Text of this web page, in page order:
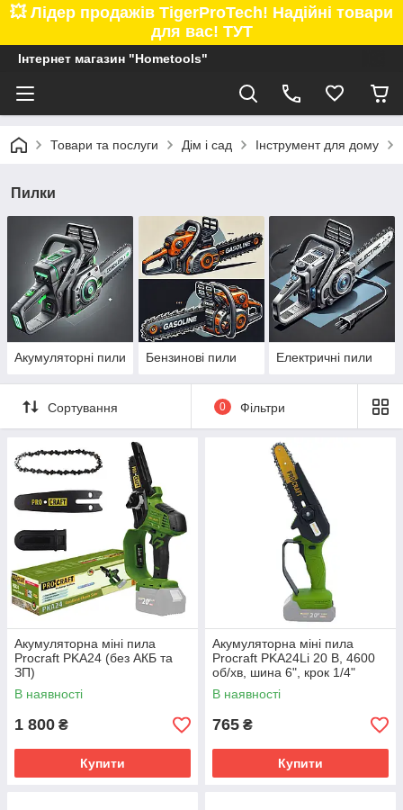
💥 Лідер продажів TigerProTech! Надійні товари
для вас! ТУТ
Інтернет магазин "Hometools"
Товари та послуги Дім і сад Інструмент для дому
Пилки
Акумуляторні пили Бензинові пили Електричні пили
Сортування 0 Фільтри
Акумуляторна міні пила
Procraft PKA24 (без АКБ та
ЗП)
В наявності
1 800 ₴
Купити
Акумуляторна міні пила
Procraft PKA24Li 20 В, 4600
об/хв, шина 6", крок 1/4"
В наявності
765 ₴
Купити